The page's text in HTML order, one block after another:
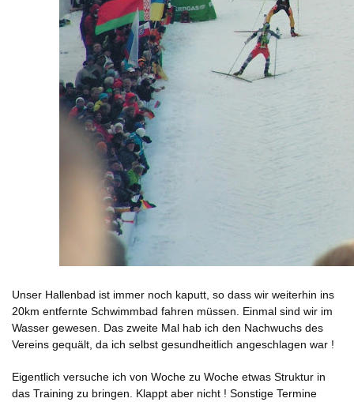
Unser Hallenbad ist immer noch kaputt, so dass wir weiterhin ins
20km entfernte Schwimmbad fahren müssen. Einmal sind wir im
Wasser gewesen. Das zweite Mal hab ich den Nachwuchs des
Vereins gequält, da ich selbst gesundheitlich angeschlagen war !
Eigentlich versuche ich von Woche zu Woche etwas Struktur in
das Training zu bringen. Klappt aber nicht ! Sonstige Termine